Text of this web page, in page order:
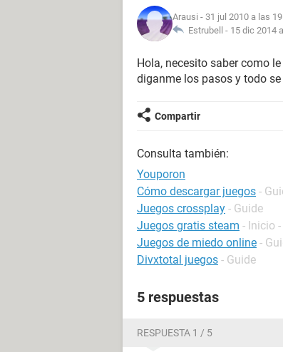
Arausi - 31 jul 2010 a las
Estrubell - 15 dic 2014
Hola, necesito saber como
diganme los pasos y todo
Compartir
Consulta también:
Youporon
Cómo descargar juegos -
Juegos crossplay - Guide
Juegos gratis steam - Inicio
Juegos de miedo online -
Divxtotal juegos - Guide
5 respuestas
RESPUESTA 1 / 5